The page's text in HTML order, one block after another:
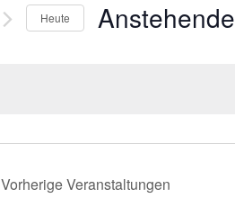
Heute Anstehende
VorherigeVeranstaltungen